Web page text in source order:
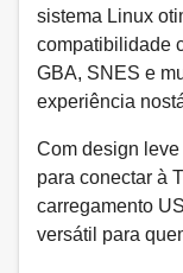
sistema Linux
compatibilidade
GBA, SNES e
experiência
Com design leve
para conectar à
carregamento
versátil para